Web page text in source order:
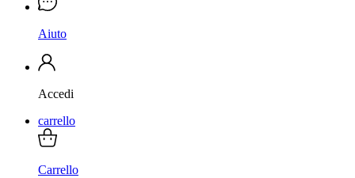
Aiuto
Accedi
carrello
Carrello